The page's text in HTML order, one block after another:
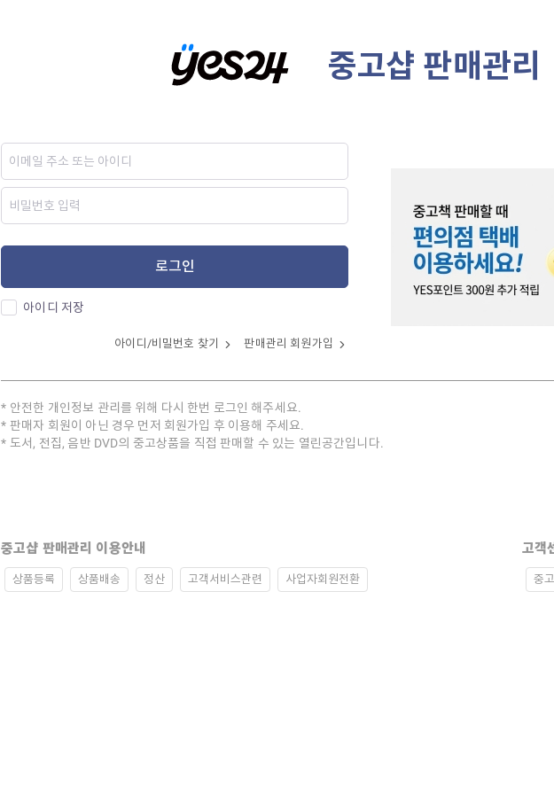
중고샵 판매관리
로그인
아이디 저장
아이디/비밀번호 찾기 판매관리 회원가입
안전한 개인정보 관리를 위해 다시 한번 로그인 해주세요.
판매자 회원이 아닌 경우 먼저 회원가입 후 이용해 주세요.
도서, 전집, 음반 DVD의 중고상품을 직접 판매할 수 있는 열린공간입니다.
중고샵 판매관리 이용안내
상품등록 상품배송 정산 고객서비스관련 사업자회원전환
고객
중